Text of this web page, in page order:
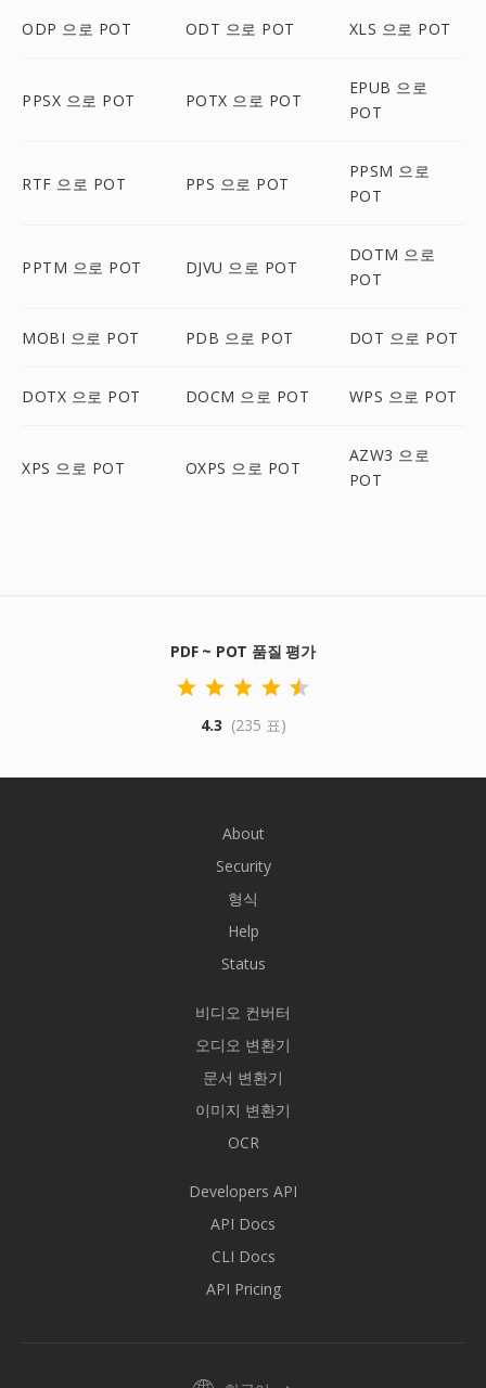
ODP 으로 POT ODT 으로 POT XLS 으로 POT
PPSX 으로 POT POTX 으로 POT
EPUB 으로
POT
RTF 으로 POT PPS 으로 POT
PPSM 으로
POT
PPTM 으로 POT DJVU 으로 POT
DOTM 으로
POT
MOBI 으로 POT PDB 으로 POT DOT 으로 POT
DOTX 으로 POT DOCM 으로 POT WPS 으로 POT
XPS 으로 POT OXPS 으로 POT
AZW3 으로
POT
PDF ~ POT 품질 평가
4.3 (235 표)
About
Security
형식
Help
Status
비디오 컨버터
오디오 변환기
문서 변환기
이미지 변환기
OCR
Developers API
API Docs
CLI Docs
API Pricing